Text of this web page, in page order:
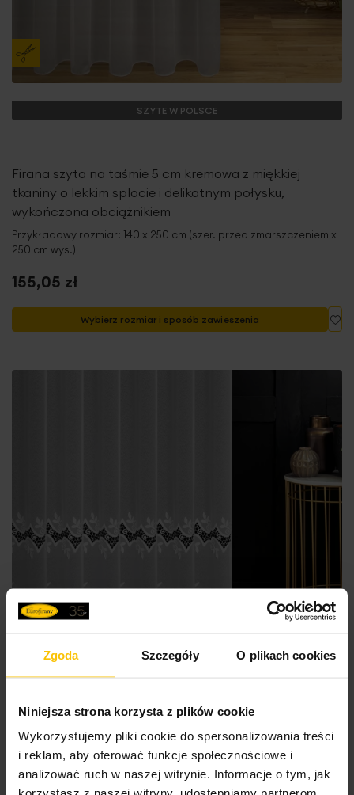
Zgoda Szczegóły O plikach cookies
Niniejsza strona korzysta z plików cookie
Wykorzystujemy pliki cookie do spersonalizowania treści
i reklam, aby oferować funkcje społecznościowe i
analizować ruch w naszej witrynie. Informacje o tym, jak
SZYTE W POLSCE
Firana szyta na taśmie 5 cm kremowa z miękkiej
tkaniny o lekkim splocie i delikatnym połysku,
wykończona obciążnikiem
Przykładowy rozmiar: 140 x 250 cm (szer. przed zmarszczeniem x
250 cm wys.)
155,05 zł
Wybierz rozmiar i sposób zawieszenia
Firana szyta na taśmie 5 cm biała z matowej tkaniny